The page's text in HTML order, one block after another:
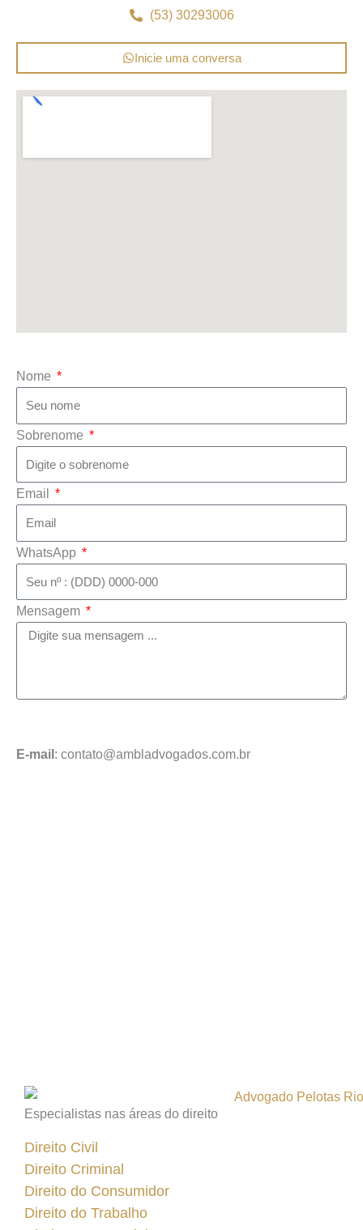
(53) 30293006
Inicie uma conversa
Nome
Sobrenome
Email
WhatsApp
Mensagem
E-mail : contato@ambladvogados.com.br
Especialistas nas áreas do direito
Direito Civil
Direito Criminal
Direito do Consumidor
Direito do Trabalho